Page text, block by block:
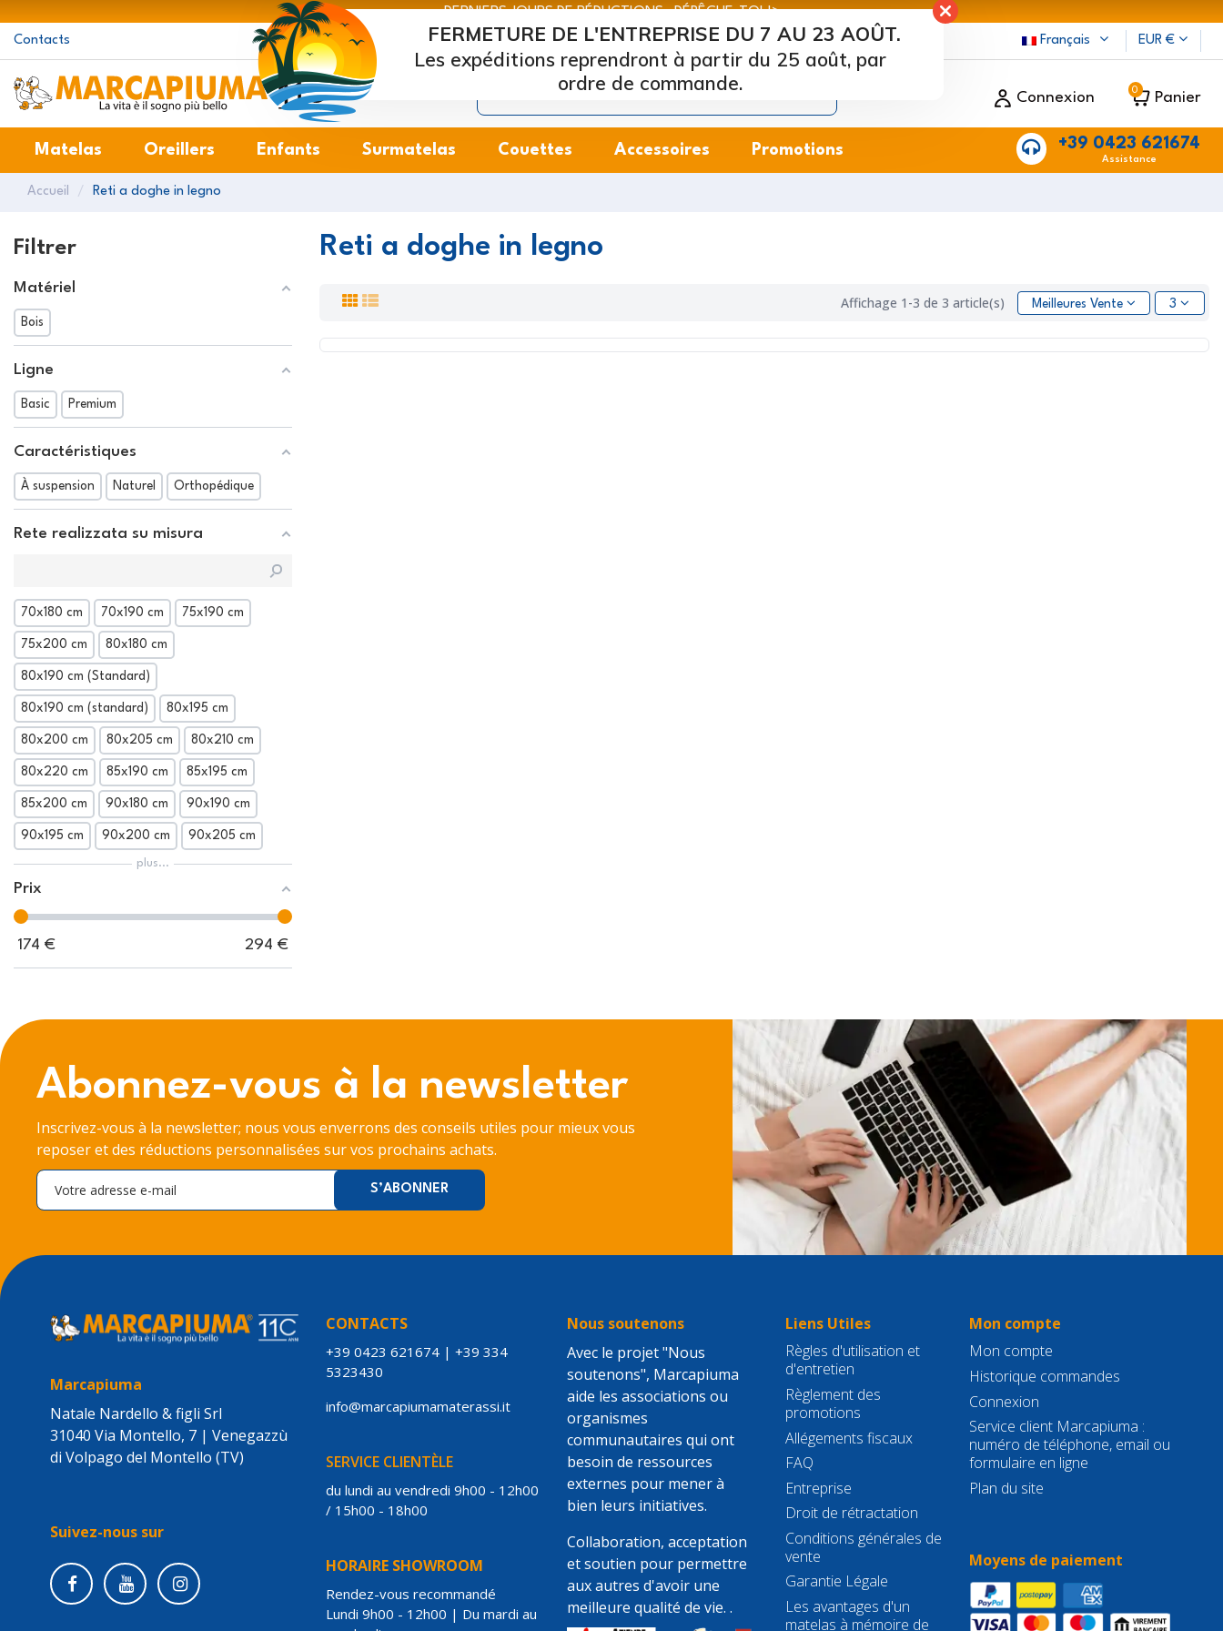
DERNIERS JOURS DE RÉDUCTIONS : DÉPÊCHE-TOI !>
Contacts Marcapiuma | Fabricants de matelas, oreillers et sommiers Français EUR €
Connexion 0 Panier
Matelas Oreillers Enfants Surmatelas Couettes Accessoires Promotions +39 0423 621674
Assistance
Accueil Reti a doghe in legno
Reti a doghe in legno
Affichage 1-3 de 3 article(s) Meilleures Ventes 3
Filtrer
Matériel
Bois
Ligne
Basic Premium
Caractéristiques
À suspension Naturel Orthopédique
Rete realizzata su misura
70x180 cm 70x190 cm 75x190 cm
75x200 cm 80x180 cm
80x190 cm (Standard)
80x190 cm (standard) 80x195 cm
80x200 cm 80x205 cm 80x210 cm
80x220 cm 85x190 cm 85x195 cm
85x200 cm 90x180 cm 90x190 cm
90x195 cm 90x200 cm 90x205 cm
plus...
Prix
174 € 294 €
Abonnez-vous à la newsletter
Inscrivez-vous à la newsletter; nous vous enverrons des conseils utiles pour mieux vous
reposer et des réductions personnalisées sur vos prochains achats.
Marcapiuma
Natale Nardello & figli Srl
31040 Via Montello, 7 | Venegazzù
di Volpago del Montello (TV)
Suivez-nous sur
CONTACTS
+39 0423 621674 |+39 334
5323430
info@marcapiumamaterassi.it
SERVICE CLIENTÈLE
du lundi au vendredi 9h00 - 12h00
/ 15h00 - 18h00
HORAIRE SHOWROOM
Rendez-vous recommandé
Lundi 9h00 - 12h00 | Du mardi au
Nous soutenons
Avec le projet "Nous
soutenons", Marcapiuma
aide les associations ou
organismes
communautaires qui ont
besoin de ressources
externes pour mener à
bien leurs initiatives.
Collaboration, acceptation
et soutien pour permettre
aux autres d'avoir une
meilleure qualité de vie. .
Liens Utiles
Règles d'utilisation et
d'entretien
Règlement des
promotions
Allégements fiscaux
FAQ
Entreprise
Droit de rétractation
Conditions générales de
vente
Garantie Légale
Les avantages d'un
matelas à mémoire de
Mon compte
Mon compte
Historique commandes
Connexion
Service client Marcapiuma :
numéro de téléphone, email ou
formulaire en ligne
Plan du site
Moyens de paiement
Les expéditions reprendront à partir du 25 août, par
ordre de commande.
FERMETURE DE L'ENTREPRISE DU 7 AU 23 AOÛT.